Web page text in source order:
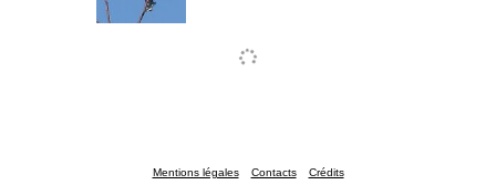
Mentions légales Contacts Crédits